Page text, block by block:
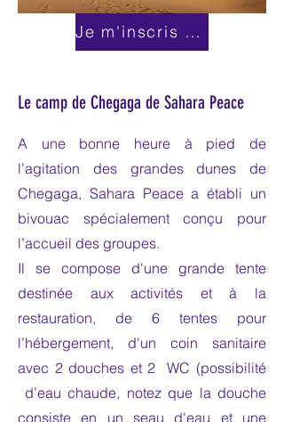
Je m'inscris tout de suite!
Le camp de Chegaga de Sahara Peace
A une bonne heure à pied de
l’agitation des grandes dunes de
Chegaga, Sahara Peace a établi un
bivouac spécialement conçu pour
l’accueil des groupes.
Il se compose d'une grande tente
destinée aux activités et à la
restauration, de 6 tentes pour
l’hébergement, d'un coin sanitaire
avec 2 douches et 2 WC (possibilité
d’eau chaude, notez que la douche
consiste en un seau d'eau et une